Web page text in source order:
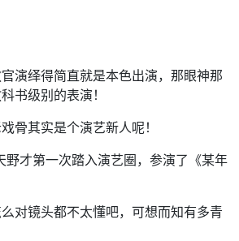
演绎得简直就是本色出演，那眼神那
书级别的表演！
骨其实是个演艺新人呢！
野才第一次踏入演艺圈，参演了《某年
对镜头都不太懂吧，可想而知有多青